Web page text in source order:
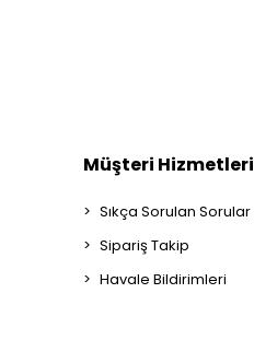
Müşteri Hizmetleri
Sıkça Sorulan Sorular
Sipariş Takip
Havale Bildirimleri